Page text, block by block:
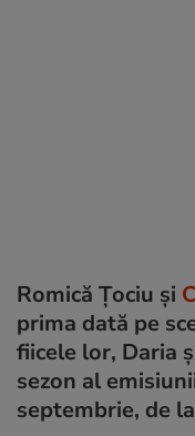
Romică Țociu și
prima dată pe
fiicele lor, Daria
sezon al
septembrie, de